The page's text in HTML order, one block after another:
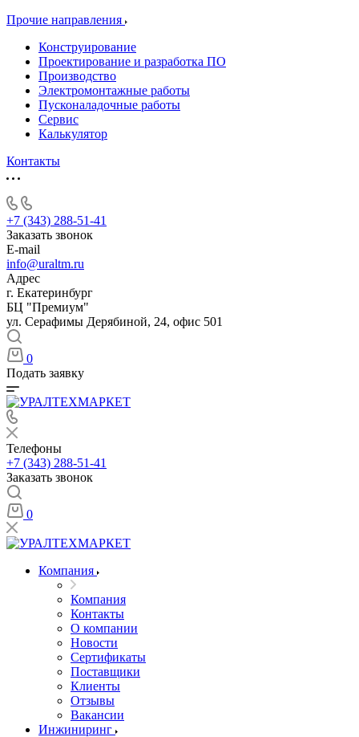
Прочие направления
Конструирование
Проектирование и разработка ПО
Производство
Электромонтажные работы
Пусконаладочные работы
Сервис
Калькулятор
Контакты
+7 (343) 288-51-41
Заказать звонок
E-mail
info@uraltm.ru
Адрес
г. Екатеринбург
БЦ "Премиум"
ул. Серафимы Дерябиной, 24, офис 501
0
Подать заявку
Телефоны
+7 (343) 288-51-41
Заказать звонок
0
Компания
Компания
Контакты
О компании
Новости
Сертификаты
Поставщики
Клиенты
Отзывы
Вакансии
Инжиниринг